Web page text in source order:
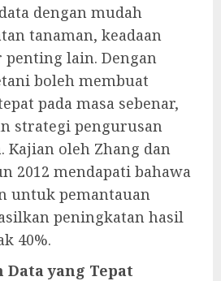
dengan mudah
tanaman, keadaan
lain. Dengan
boleh membuat
pada masa sebenar,
strategi pengurusan
Kajian oleh Zhang dan
2012 mendapati bahawa
untuk pemantauan
peningkatan hasil
40%.
Data yang Tepat